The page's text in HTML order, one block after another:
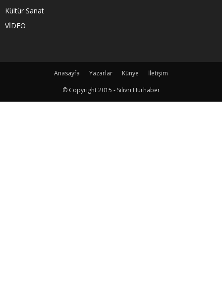
Kültür Sanat
VİDEO
Anasayfa Yazarlar Künye
İletişim
© Copyright 2015 - Silivri Hürhaber